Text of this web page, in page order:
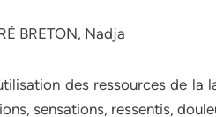
BRETON, Nadja
des ressources de la
sensations, ressentis,